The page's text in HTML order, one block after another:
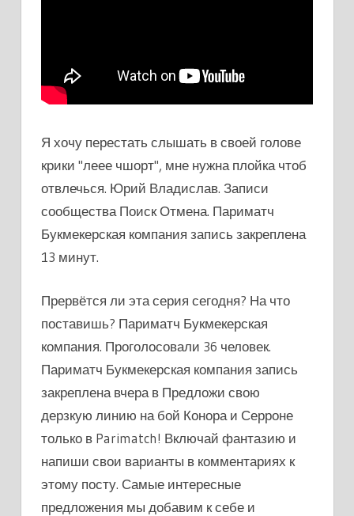
Я хочу перестать слышать в своей голове
крики "леее чшорт", мне нужна плойка чтоб
отвлечься. Юрий Владислав. Записи
сообщества Поиск Отмена. Париматч
Букмекерская компания запись закреплена
13 минут.
Прервётся ли эта серия сегодня? На что
поставишь? Париматч Букмекерская
компания. Проголосовали 36 человек.
Париматч Букмекерская компания запись
закреплена вчера в Предложи свою
дерзкую линию на бой Конора и Серроне
только в Parimatch! Включай фантазию и
напиши свои варианты в комментариях к
этому посту. Самые интересные
предложения мы добавим к себе и